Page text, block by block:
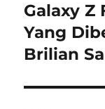
post:
Galaxy Z
Yang
Brilian